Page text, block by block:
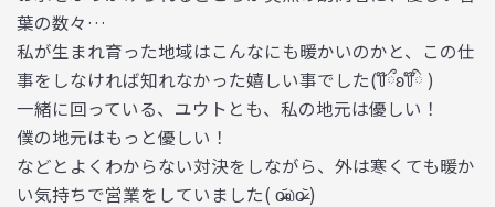
葉の数々…
私が生まれ育った地域はこんなにも暖かいのかと、この仕
事をしなければ知れなかった嬉しい事でした(꒦໊ྀʚ꒦໊ི )
一緒に回っている、ユウトとも、私の地元は優しい！
僕の地元はもっと優しい！
などとよくわからない対決をしながら、外は寒くても暖か
い気持ちで営業をしていました( o̴̶̷᷄௰o̴̶̷᷅ )